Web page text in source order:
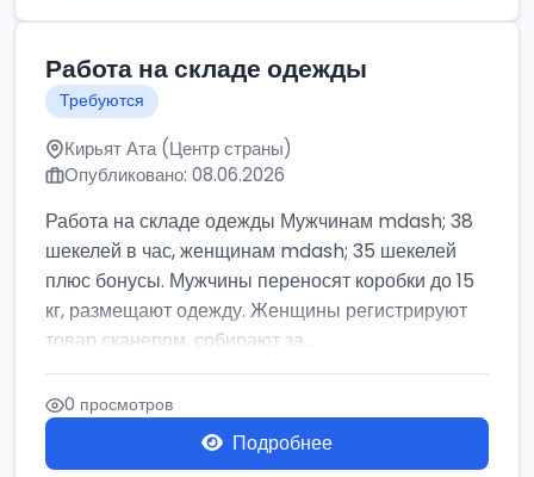
Работа на складе одежды
Требуются
Кирьят Ата (Центр страны)
Опубликовано: 08.06.2026
Работа на складе одежды Мужчинам mdash; 38
шекелей в час, женщинам mdash; 35 шекелей
плюс бонусы. Мужчины переносят коробки до 15
кг, размещают одежду. Женщины регистрируют
товар сканером, собирают за...
0 просмотров
Подробнее